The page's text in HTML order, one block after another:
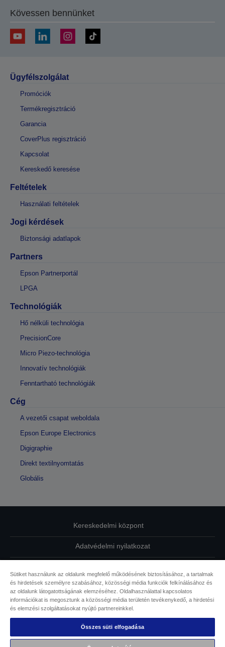
Kövessen bennünket
Ügyfélszolgálat
Promóciók
Termékregisztráció
Garancia
CoverPlus regisztráció
Kapcsolat
Kereskedő keresése
Feltételek
Használati feltételek
Jogi kérdések
Biztonsági adatlapok
Partners
Epson Partnerportál
LPGA
Technológiák
Hő nélküli technológia
PrecisionCore
Micro Piezo-technológia
Innovatív technológiák
Fenntartható technológiák
Cég
A vezetői csapat weboldala
Epson Europe Electronics
Digigraphie
Direkt textilnyomtatás
Globális
Kereskedelmi központ
Adatvédelmi nyilatkozat
Kapcsolatfelvétel
Sütikkel kapcsolatos információk
Az Epson elkötelezettsége az akadálymentesség mellett
Sütiket használunk az oldalunk megfelelő működésének biztosításához, a tartalmak
és hirdetések személyre szabásához, közösségi média funkciók felkínálásához és
az oldalunk látogatottságának elemzéséhez. Oldalhasználattal kapcsolatos
információkat is megosztunk a közösségi média területén tevékenykedő, a hirdetési
és elemzési szolgáltatásokat nyújtó partnereinkkel.
Összes süti elfogadása